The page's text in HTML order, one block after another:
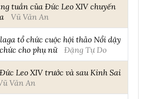
tuần của Đức Leo XIV chuyến
Vũ Văn An
tổ chức cuộc hội thảo Nổi dậy
cho phụ nữ
Đặng Tự Do
Leo XIV trước và sau Kinh Sai
Văn An